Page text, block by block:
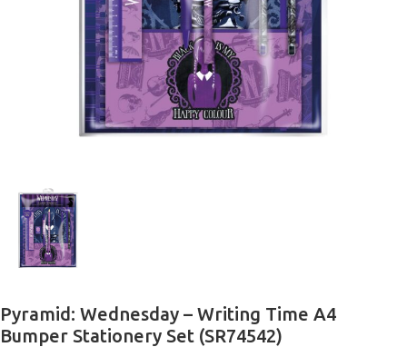
Pyramid: Wednesday – Writing Time A4
Bumper Stationery Set (SR74542)